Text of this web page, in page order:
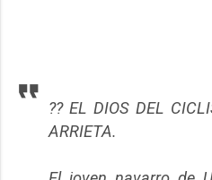
?? EL DIOS DEL
ARRIETA.